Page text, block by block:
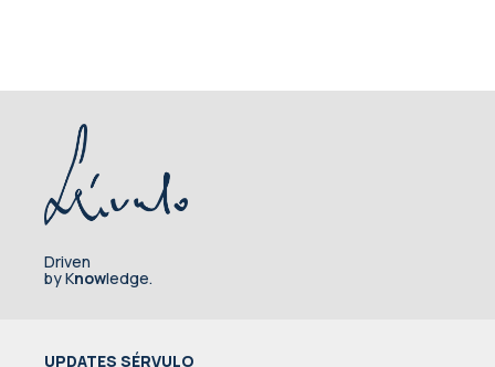
Driven
by Knowledge.
UPDATES SÉRVULO